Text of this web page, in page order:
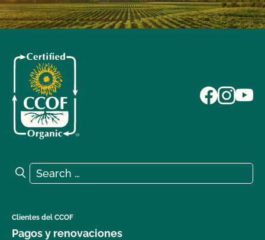
Search for:
Search
Clientes del CCOF
Pagos y renovaciones